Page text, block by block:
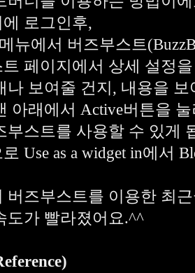
로그인후,
뉴에서 버즈부스트
페이지에서 상세 설정
나 보여줄 건지, 내용을
아래에서 Active버튼을
부스트를 사용할 수 있게
Use as a widget in에서
버즈부스트를 이용한 최
도가 빨라졌어요.^^